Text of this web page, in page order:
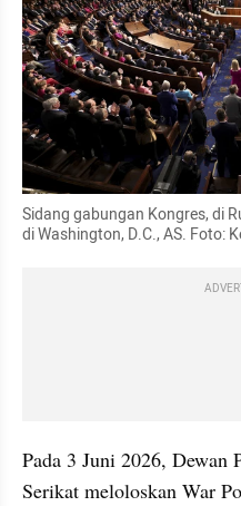
Sidang gabungan Kongres, di
di Washington, D.C., AS. Foto:
Pada 3 Juni 2026, Dewan
Serikat meloloskan War